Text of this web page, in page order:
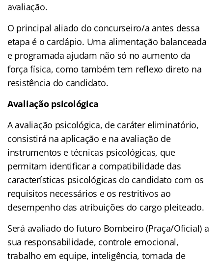
avaliação.
O principal aliado do concurseiro/a antes dessa
etapa é o cardápio. Uma alimentação balanceada
e programada ajudam não só no aumento da
força física, como também tem reflexo direto na
resistência do candidato.
Avaliação psicológica
A avaliação psicológica, de caráter eliminatório,
consistirá na aplicação e na avaliação de
instrumentos e técnicas psicológicas, que
permitam identificar a compatibilidade das
características psicológicas do candidato com os
requisitos necessários e os restritivos ao
desempenho das atribuições do cargo pleiteado.
Será avaliado do futuro Bombeiro (Praça/Oficial) a
sua responsabilidade, controle emocional,
trabalho em equipe, inteligência, tomada de